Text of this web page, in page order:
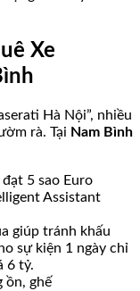
Xe
Hà Nội”, nhiều
rà. Tại Nam Bình
5 sao Euro
Assistant
giúp tránh khấu
sự kiện 1 ngày chỉ
6 tỷ.
ồn, ghế